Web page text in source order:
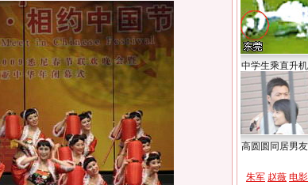
中学生乘直升
高圆圆同居男
朱军 赵薇 电影